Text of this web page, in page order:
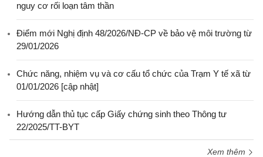
nguy cơ rối loạn tâm thần
Điểm mới Nghị định 48/2026/NĐ-CP về bảo vệ môi trường từ
29/01/2026
Chức năng, nhiệm vụ và cơ cấu tổ chức của Trạm Y tế xã từ
01/01/2026 [cập nhật]
Hướng dẫn thủ tục cấp Giấy chứng sinh theo Thông tư
22/2025/TT-BYT
Xem thêm